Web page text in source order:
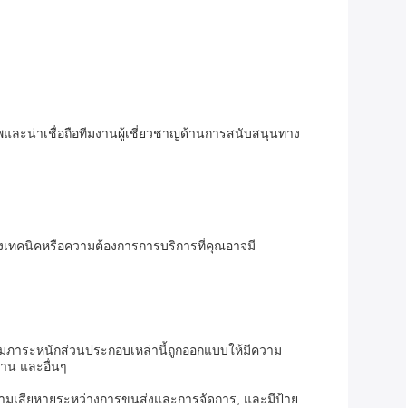
ละน่าเชื่อถือทีมงานผู้เชี่ยวชาญด้านการสนับสนุนทาง
ทคนิคหรือความต้องการการบริการที่คุณอาจมี
าระหนักส่วนประกอบเหล่านี้ถูกออกแบบให้มีความ
น และอื่นๆ
เสียหายระหว่างการขนส่งและการจัดการ, และมีป้าย